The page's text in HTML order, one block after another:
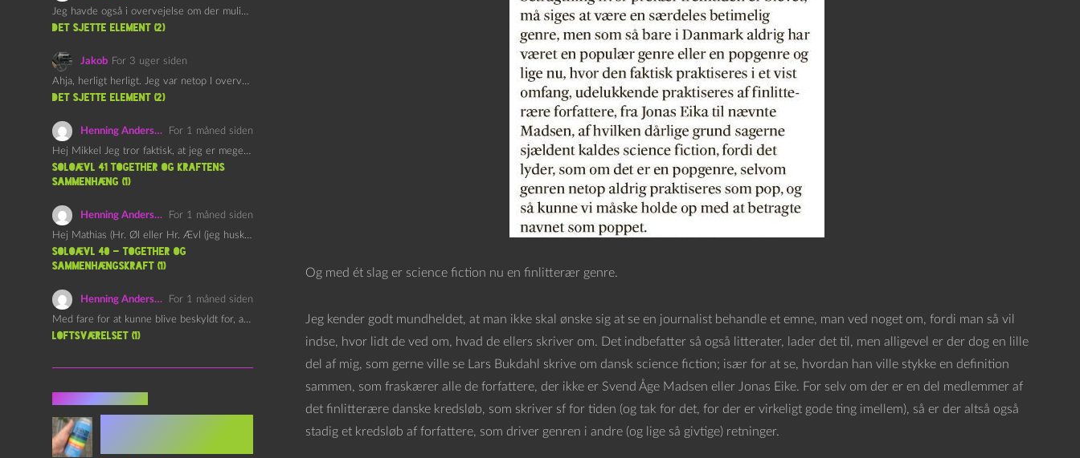
Og med ét slag er science fiction nu en finlitterær genre.
Jeg kender godt mundheldet, at man ikke skal ønske sig at se en journalist behandle et emne, man ved noget om, fordi man så vil
indse, hvor lidt de ved om, hvad de ellers skriver om. Det indbefatter så også litterater, lader det til, men alligevel er der dog en lille
del af mig, som gerne ville se Lars Bukdahl skrive om dansk science fiction; især for at se, hvordan han ville stykke en definition
sammen, som fraskærer alle de forfattere, der ikke er Svend Åge Madsen eller Jonas Eike. For selv om der er en del medlemmer af
det finlitterære danske kredsløb, som skriver sf for tiden (og tak for det, for der er virkeligt gode ting imellem), så er der altså også
stadig et kredsløb af forfattere, som driver genren i andre (og lige så givtige) retninger.
Jeg havde også i overvejelse om der muligvis kunne være…
det sjette element (2)
Jakob For 3 uger siden
Ahja, herligt herligt. Jeg var netop I overvejelser om at…
det sjette element (2)
Henning Andersen
For 1 måned siden
Hej Mikkel Jeg tror faktisk, at jeg er meget enig…
Soloævl 41 Together og Kraftens
Sammenhæng (1)
Henning Andersen
For 1 måned siden
Hej Mathias (Hr. Øl eller Hr. Ævl (jeg husker ikke…
Soloævl 40 – Together og
sammenhængskraft (1)
Henning Andersen
For 1 måned siden
Med fare for at kunne blive beskyldt for, at være…
Loftsværelset (1)